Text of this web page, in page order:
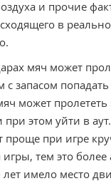
и прочие
в
мяч может
с запасом
может
при этом уйти в
проще при игре
тем это более
лет имело место